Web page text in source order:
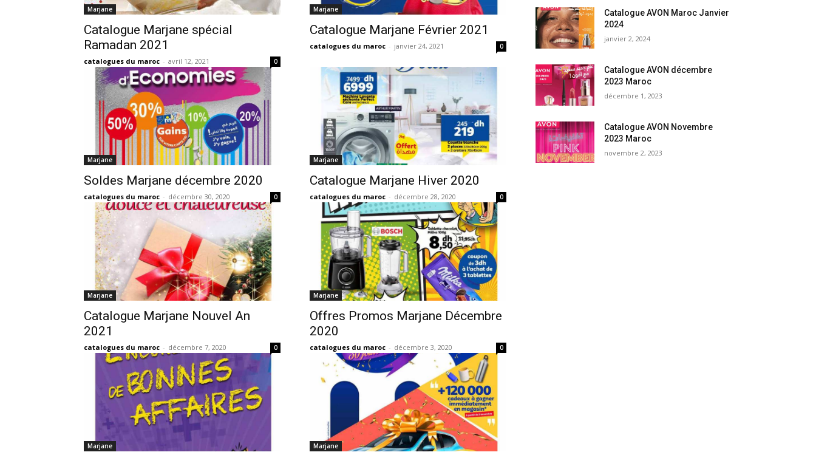
Marjane
Catalogue Marjane spécial
Ramadan 2021
catalogues du maroc - avril 12, 2021 0
Marjane
Catalogue Marjane Février 2021
catalogues du maroc - janvier 24, 2021 0
Marjane
Soldes Marjane décembre 2020
catalogues du maroc - décembre 30, 2020 0
Marjane
Catalogue Marjane Hiver 2020
catalogues du maroc - décembre 28, 2020 0
Marjane
Catalogue Marjane Nouvel An
2021
catalogues du maroc - décembre 7, 2020 0
Marjane
Offres Promos Marjane Décembre
2020
catalogues du maroc - décembre 3, 2020 0
Marjane Marjane
Catalogue AVON Maroc Janvier
2024
janvier 2, 2024
Catalogue AVON décembre
2023 Maroc
décembre 1, 2023
Catalogue AVON Novembre
2023 Maroc
novembre 2, 2023